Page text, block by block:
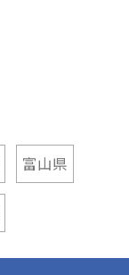
富山県
よくある質